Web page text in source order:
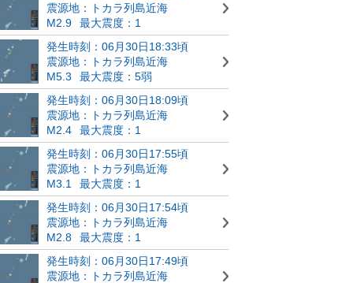
震源地：トカラ列島近海
M2.9
最大震度：1
発生時刻：06月30日18:33頃
震源地：トカラ列島近海
M5.3
最大震度：5弱
発生時刻：06月30日18:09頃
震源地：トカラ列島近海
M2.4
最大震度：1
発生時刻：06月30日17:55頃
震源地：トカラ列島近海
M3.1
最大震度：1
発生時刻：06月30日17:54頃
震源地：トカラ列島近海
M2.8
最大震度：1
発生時刻：06月30日17:49頃
震源地：トカラ列島近海